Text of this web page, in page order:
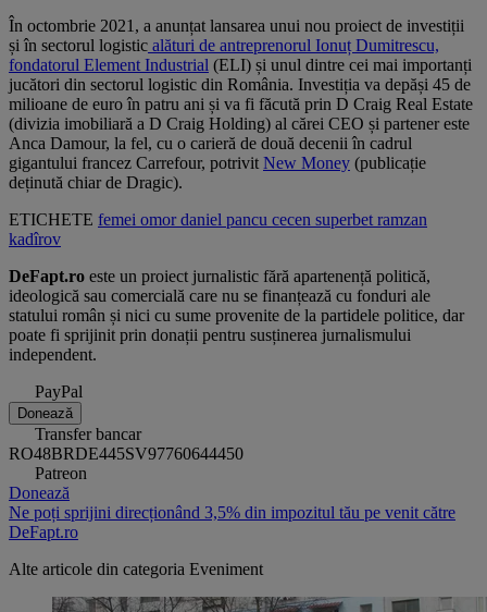
În octombrie 2021, a anunțat lansarea unui nou proiect de investiții
și în sectorul logistic alături de antreprenorul Ionuț Dumitrescu,
fondatorul Element Industrial (ELI) și unul dintre cei mai importanți
jucători din sectorul logistic din România. Investiția va depăși 45 de
milioane de euro în patru ani și va fi făcută prin D Craig Real Estate
(divizia imobiliară a D Craig Holding) al cărei CEO și partener este
Anca Damour, la fel, cu o carieră de două decenii în cadrul
gigantului francez Carrefour, potrivitNew Money (publicație
deținută chiar de Dragic).
ETICHETE femei omordaniel pancu cecen superbetramzan
kadîrov
DeFapt.ro este un proiect jurnalistic fără apartenență politică,
ideologică sau comercială care nu se finanțează cu fonduri ale
statului român și nici cu sume provenite de la partidele politice, dar
poate fi sprijinit prin donații pentru susținerea jurnalismului
independent.
PayPal
Donează
Transfer bancar
RO48BRDE445SV97760644450
Patreon
Donează
Ne poți sprijini direcționând 3,5% din impozitul tău pe venit către
DeFapt.ro
Alte articole din categoria Eveniment